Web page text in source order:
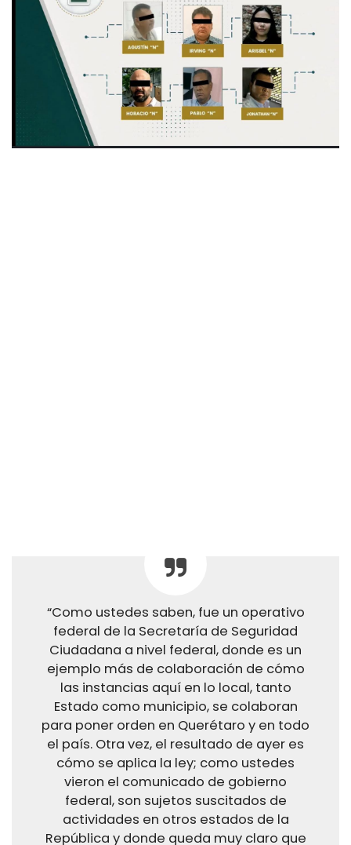
“Como ustedes saben, fue un operativo
federal de la Secretaría de Seguridad
Ciudadana a nivel federal, donde es un
ejemplo más de colaboración de cómo
las instancias aquí en lo local, tanto
Estado como municipio, se colaboran
para poner orden en Querétaro y en todo
el país. Otra vez, el resultado de ayer es
cómo se aplica la ley; como ustedes
vieron el comunicado de gobierno
federal, son sujetos suscitados de
actividades en otros estados de la
República y donde queda muy claro que